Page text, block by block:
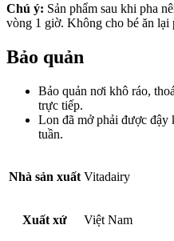
Chú ý: Sản phẩm sau khi pha
vòng 1 giờ. Không cho bé ăn lại
Bảo quản
Bảo quản nơi khô ráo,
trực tiếp.
Lon đã mở phải được đậy
tuần.
Nhà sản xuất Vitadairy
Xuất xứ Việt Nam